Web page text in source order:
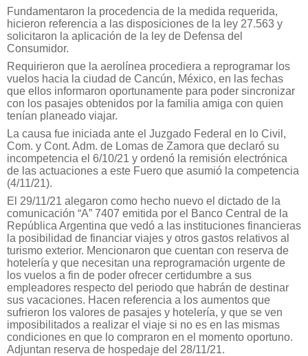
Fundamentaron la procedencia de la medida requerida,
hicieron referencia a las disposiciones de la ley 27.563 y
solicitaron la aplicación de la ley de Defensa del
Consumidor.
Requirieron que la aerolínea procediera a reprogramar los
vuelos hacia la ciudad de Cancún, México, en las fechas
que ellos informaron oportunamente para poder sincronizar
con los pasajes obtenidos por la familia amiga con quien
tenían planeado viajar.
La causa fue iniciada ante el Juzgado Federal en lo Civil,
Com. y Cont. Adm. de Lomas de Zamora que declaró su
incompetencia el 6/10/21 y ordenó la remisión electrónica
de las actuaciones a este Fuero que asumió la competencia
(4/11/21).
El 29/11/21 alegaron como hecho nuevo el dictado de la
comunicación “A” 7407 emitida por el Banco Central de la
República Argentina que vedó a las instituciones financieras
la posibilidad de financiar viajes y otros gastos relativos al
turismo exterior. Mencionaron que cuentan con reserva de
hotelería y que necesitan una reprogramación urgente de
los vuelos a fin de poder ofrecer certidumbre a sus
empleadores respecto del periodo que habrán de destinar
sus vacaciones. Hacen referencia a los aumentos que
sufrieron los valores de pasajes y hotelería, y que se ven
imposibilitados a realizar el viaje si no es en las mismas
condiciones en que lo compraron en el momento oportuno.
Adjuntan reserva de hospedaje del 28/11/21.